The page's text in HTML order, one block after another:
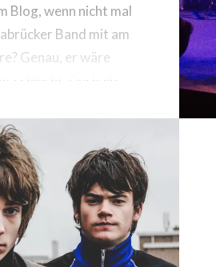
Blog, wenn nicht mal
Band mit am
Genau, er wäre
schlecht. Deshalb
Meinung nach beste
Indie-Band TAIGA
Türchen Nr. 5 sitzt.